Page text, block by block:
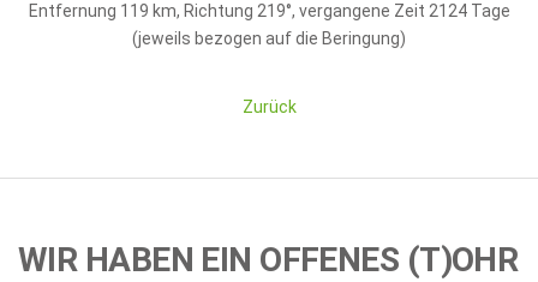
Entfernung 119 km, Richtung 219°, vergangene Zeit 2124 Tage
(jeweils bezogen auf die Beringung)
Zurück
WIR HABEN EIN OFFENES (T)OHR